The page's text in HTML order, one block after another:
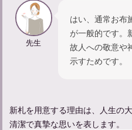
先生
はい、通常お布
が一般的です。
故人への敬意や
示すためです。
新札を用意する理由は、人生の
清潔で真摯な思いを表します。